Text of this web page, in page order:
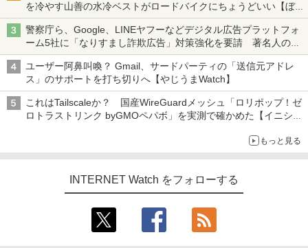
を冷やす山善の水冷ベストがロードバイクにちょうどいい【ぼっ
ち・ざ・ろーど！その14】【空いた時間でなにしてる？】
警察庁ら、Google、LINEヤフーなどデジタル広告プラットフォ
ーム5社に「なりすまし詐欺広告」対策強化を要請 著名人の写
真や映像を使った投資詐欺などへの対策として
ユーザー阿鼻叫喚？ Gmail、サードパーティの「送信元アドレ
ス」のサポートを打ち切りへ【やじうまWatch】
これはTailscaleか？ 国産WireGuardメッシュ「ロリポップ！ゼ
ロトラストリンク byGMOペパボ」を実測で確かめた【イニシャ
もっと見る
INTERNET Watch をフォローする